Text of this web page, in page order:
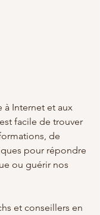
à Internet et aux
facile de trouver
de
pour répondre
ou guérir nos
et conseillers en